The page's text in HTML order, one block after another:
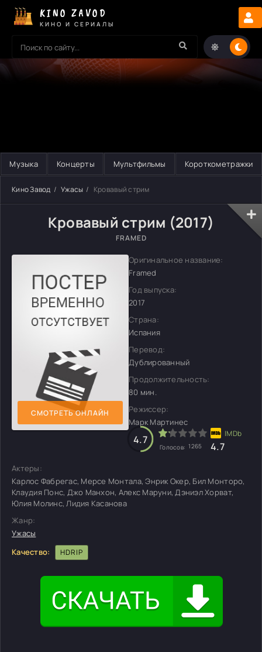
KINO ZAVOD
КИНО И СЕРИАЛЫ
Музыка Концерты Мультфильмы Короткометражки
Кино Завод Ужасы Кровавый стрим
Кровавый стрим (2017)
FRAMED
СМОТРЕТЬ ОНЛАЙН
Оригинальное название:
Framed
Год выпуска:
2017
Страна:
Испания
Перевод:
Дублированный
Продолжительность:
80 мин.
Режиссер:
Марк Мартинес
4.7
Голосов: 1265 4.7
Актеры:
Карлос Фабрегас, Мерсе Монтала, Энрик Окер, Бил Монторо,
Клаудия Понс, Джо Манхон, Алекс Маруни, Дэниэл Хорват,
Юлия Молинс, Лидия Касанова
Жанр:
Ужасы
Качество:
HDRIP